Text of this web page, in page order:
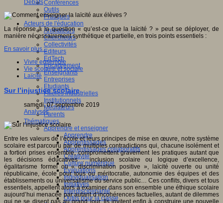
Conférences
Outils
Pratiques
Acteurs de l'éducation
Animateurs
Chercheurs
Collectivités
Editeurs
EdTech
Encadrement
Enseignants
Entreprises
Etudiants
Filières industrielles
Institutionnels
Médiateurs
Parents
Thématiques
Apprendre et enseigner
Apprendre
Apprentissages
Apprentissages collaboratifs
Créativité
Culture numérique
Evaluations
Individualisation
Initiatives
Interdisciplinarité
Outils pour la classe
Débats
La réponse à la question « qu’est-ce que la laïcité ? » peut se déployer, de
manière nécessairement synthétique et partielle, en trois points essentiels :
En savoir plus...
Vivre ensemble
Vie scolaire et sociale
Laïcité
Sur l’injustice scolaire
samedi, 07 septembre 2019
Analyses
Entre les valeurs de l’école et leurs principes de mise en œuvre, notre système
scolaire est parcouru par de multiples contradictions qui, chacune isolément et
a fortiori prises ensemble, compromettent gravement les pratiques autant que
les décisions éducatives : inclusion scolaire ou logique d’excellence,
égalitarisme formel ou « discrimination positive », laïcité ouverte ou unité
républicaine, école pour tous ou méritocratie, autonomie des équipes et des
établissements ou universalisme du service public… Ces conflits, divers et tous
essentiels, appellent alors à examiner dans son ensemble une éthique scolaire
aujourd’hui menacée par autant d’incohérences factuelles, autant de dilemmes
qui ne se disent pas au grand jour. Ils invitent enfin à construire une nouvelle